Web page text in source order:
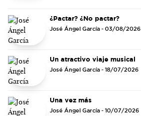
¿Pactar? ¿No pactar?
José Ángel García- 03/08/2026
Un atractivo viaje musical
José Ángel García- 18/07/2026
Una vez más
José Ángel García- 10/07/2026